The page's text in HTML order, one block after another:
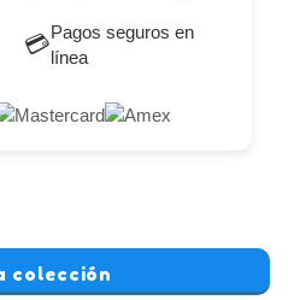
💳Pagos seguros en
línea
colección